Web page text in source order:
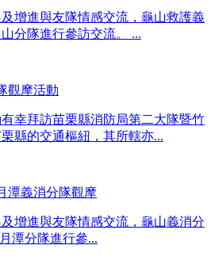
增進與友隊情感交流，龜山救護義
分隊進行參訪交流。 ...
觀摩活動
幸拜訪苗栗縣消防局第二大隊暨竹
縣的交通樞紐，其所轄亦...
潭義消分隊觀摩
增進與友隊情感交流，龜山義消分
潭分隊進行參...